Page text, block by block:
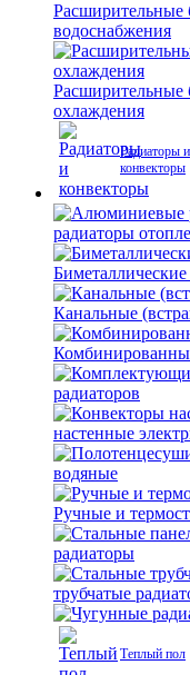
Расширительные
водоснабжения
Расширительные
охлаждения
Радиаторы и
конвекторы
радиаторы
Канальные
радиаторов
настенные
водяные
Ручные и
радиаторы
трубчатые
Теплый пол